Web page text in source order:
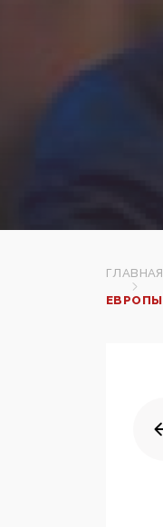
ГЛАВНАЯ
ЕВРОПЫ